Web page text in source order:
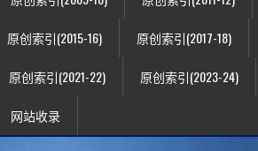
原创索引(2015-16) 原创索引(2017-18)
原创索引(2021-22) 原创索引(2023-24)
网站收录